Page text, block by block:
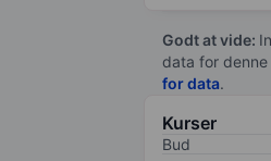
Godt at vide:
data for
for data.
Kurser
Bud